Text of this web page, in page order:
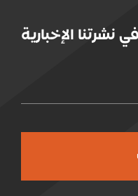
نشرتنا الإخبارية